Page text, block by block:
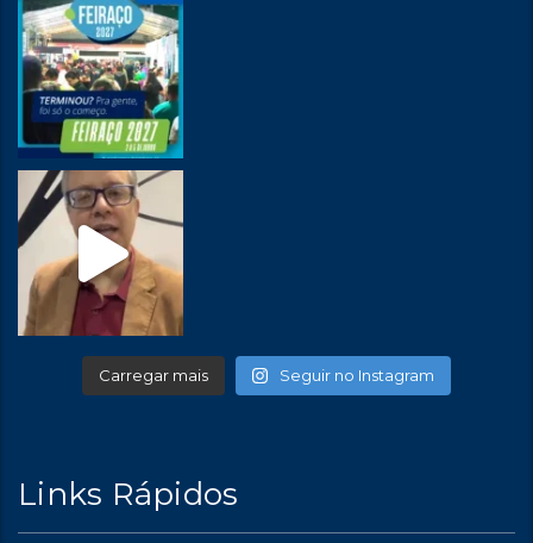
Carregar mais Seguir no Instagram
Links Rápidos